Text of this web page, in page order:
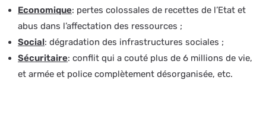
Economique: pertes colossales de recettes de l’Etat et
abus dans l’affectation des ressources ;
Social: dégradation des infrastructures sociales ;
Sécuritaire: conflit qui a couté plus de 6 millions de vie,
et armée et police complètement désorganisée, etc.